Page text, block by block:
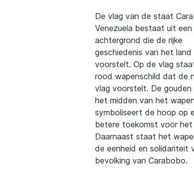
De vlag van de staat
Venezuela bestaat uit een
achtergrond die de rijke
geschiedenis van het land
voorstelt. Op de vlag
rood wapenschild dat de
vlag voorstelt. De gouden
het midden van het wapen
symboliseert de hoop op
betere toekomst voor het
Daarnaast staat het
de eenheid en solidariteit
bevolking van Carabobo.